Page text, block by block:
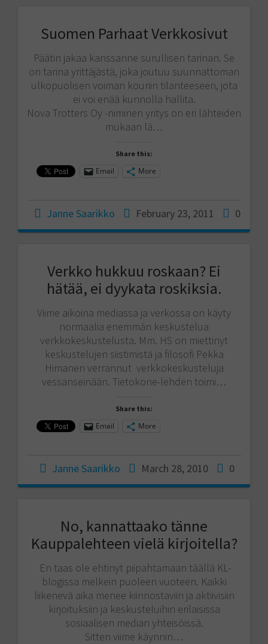
Suomen Parhaat Verkkosivut
Päätin jakaa kanssanne surullisen tarinan. Se
on tarina yrittäjästä, joka joutuu suunnattoman
ulkopuolisen voiman kouriin tilanteeseen, jota
ei voi enää kunnolla hallita.
Nova Trotters Oy -niminen yritys on eri lähteiden
mukaan lä…
Share this:
Email More
Janne Saarikko February 23, 2011 0
Verkko hukkuu roskaan? Ei
hätää, ei dyykata roskiksia.
Viime aikoina mediassa ja verkossa on käyty
normaalia enemmän keskustelua
verkkokeskustelusta. Mm. HS on miettinyt
keskustelujen siistimistä ja filosofi Pekka
Himanen verrannut verkkokeskusteluja
vessanseinään. Tietokone-lehden toimi…
Share this:
Email More
Janne Saarikko March 28, 2010 0
No, kannattaako tänne
Kauppalehteen vielä kirjoitella?
En taas ole ehtinyt piipahtamaan täällä KL-
blogissa melkein puoleen vuoteen. Kaikki
liikenevä aika menee kiinnostaviin ja aktiivisiin
kirjoituksiin ja keskusteluihin erilaisissa
sosiaalisen median yhteisöissä.
Sitten viime käynnin…